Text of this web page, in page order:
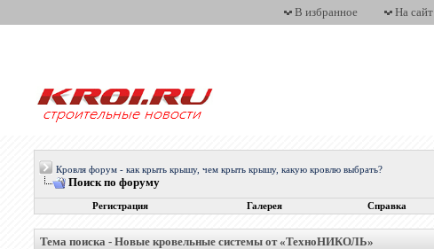
В избранное На сайт
Кровля форум - как крыть крышу, чем крыть крышу, какую кровлю выбрать?
Поиск по форуму
Регистрация Галерея Справка
Тема поиска -Новые кровельные системы от «ТехноНИКОЛЬ»